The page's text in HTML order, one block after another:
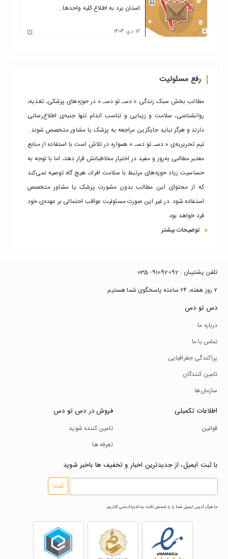
استان یزد به اطلاع کلیه واحدها...
12 دی 1404
رفع مسئولیت
مطالب بخش سبک زندگی « دسـ تو دسـ » در حوزه‌های پزشکی، تغذیه،
روانشناسی، سلامت و زیبایی و تناسب اندام تنها جنبه‌ی اطلاع‌رسانی
دارند و هرگز نباید جایگزین مراجعه به پزشک یا مشاور متخصص شوند .
تیم تحریریه‌ی « دسـ تو دسـ » همواره در تلاش است با استفاده از منابع
معتبر مطالبی به‌روز و مفید در اختیار مخاطبانش قرار دهد، اما با توجه به
حساسیت زیاد حوزه‌های مرتبط با سلامت افراد، هیچ گاه توصیه نمی‌کند
که از محتوای این مطالب بدون مشورت پزشک یا مشاور متخصص
استفاده شود. در غیر این صورت مسئولیت عواقب احتمالی بر عهده‌ی خود
فرد خواهد بود
+ توضیحات بیشتر
تلفن پشتیبان : 91092092- ۰35
۷ روز هفته، ۲۴ ساعته پاسخگوی شما هستیم
دس تو دس
درباره ما
تماس با ما
پراکندگی جغرافیایی
تامین کنندگان
سازمان‌ها
اطلاعات تکمیلی
قوانین
فروش در دس تو دس
تامین کننده شوید
تعرفه ها
با ثبت ایمیل، از جدیدترین اخبار و تخفیف ها باخبر شوید
ثبت
ما هرگز آدرس ایمیل شما را با شخص ثالث به اشتراک نمی گذاریم